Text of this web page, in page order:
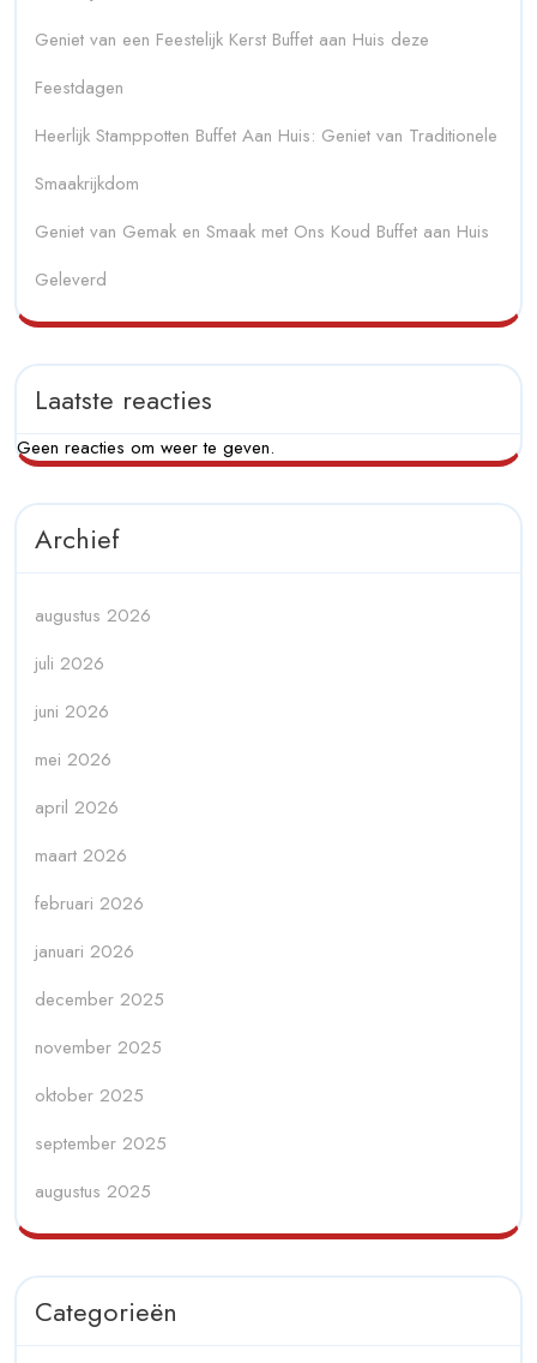
Geniet van een Feestelijk Kerst Buffet aan Huis deze
Feestdagen
Heerlijk Stamppotten Buffet Aan Huis: Geniet van Traditionele
Smaakrijkdom
Geniet van Gemak en Smaak met Ons Koud Buffet aan Huis
Geleverd
Laatste reacties
Geen reacties om weer te geven.
Archief
augustus 2026
juli 2026
juni 2026
mei 2026
april 2026
maart 2026
februari 2026
januari 2026
december 2025
november 2025
oktober 2025
september 2025
augustus 2025
Categorieën